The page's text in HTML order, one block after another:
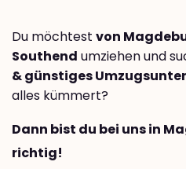
Du möchtest von
Southend umziehen und
& günstiges
alles kümmert?
Dann bist du bei uns in
richtig!